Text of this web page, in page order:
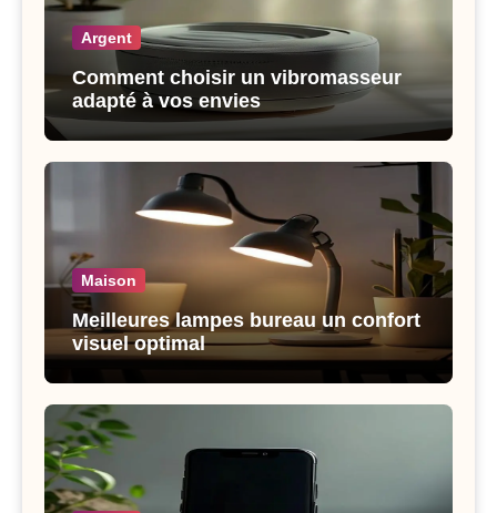
Argent
Comment choisir un vibromasseur
adapté à vos envies
Maison
Meilleures lampes bureau un confort
visuel optimal